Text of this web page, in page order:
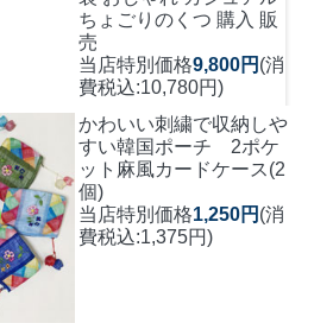
ちょごりのくつ 購入 販
売
当店特別価格9,800円 (消
費税込:10,780円)
かわいい刺繍で収納しや
すい韓国ポーチ 2ポケ
ット麻風カードケース(2
個)
当店特別価格1,250円 (消
費税込:1,375円)